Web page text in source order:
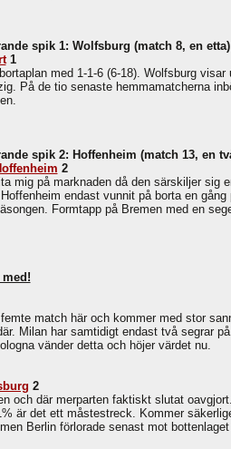
spik 1: Wolfsburg (match 8, en etta)
1
med 1-1-6 (6-18). Wolfsburg
På de tio senaste hemmamatcherna
spik 2: Hoffenheim (match 13, en
2
mig på marknaden då den särskiljer
endast vunnit på borta en
Formtapp på Bremen med en
match här och kommer med stor
Milan har samtidigt endast två segrar
vänder detta och höjer värdet nu.
2
och där merparten faktiskt slutat
är det ett måstestreck. Kommer
Berlin förlorade senast mot